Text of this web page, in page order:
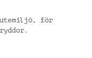
för